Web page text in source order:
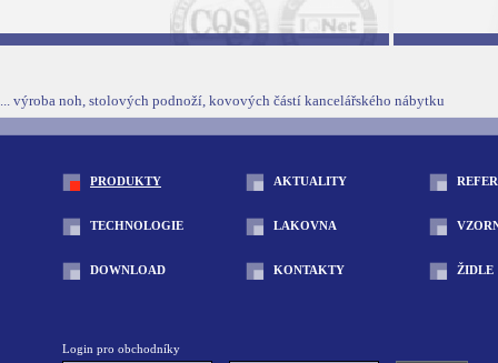
... výroba noh, stolových podnoží, kovových částí kancelářského nábytku
PRODUKTY AKTUALITY
TECHNOLOGIE LAKOVNA
DOWNLOAD KONTAKTY ŽIDLE
Login pro obchodníky